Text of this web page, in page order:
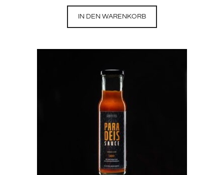
IN DEN WARENKORB